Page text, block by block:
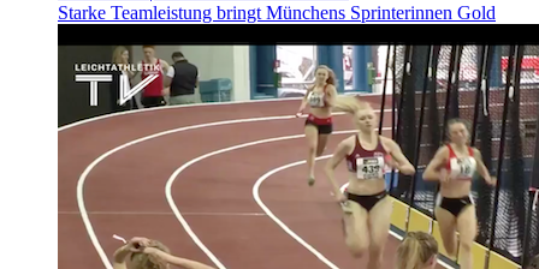
Starke Teamleistung bringt Münchens Sprinterinnen Gold